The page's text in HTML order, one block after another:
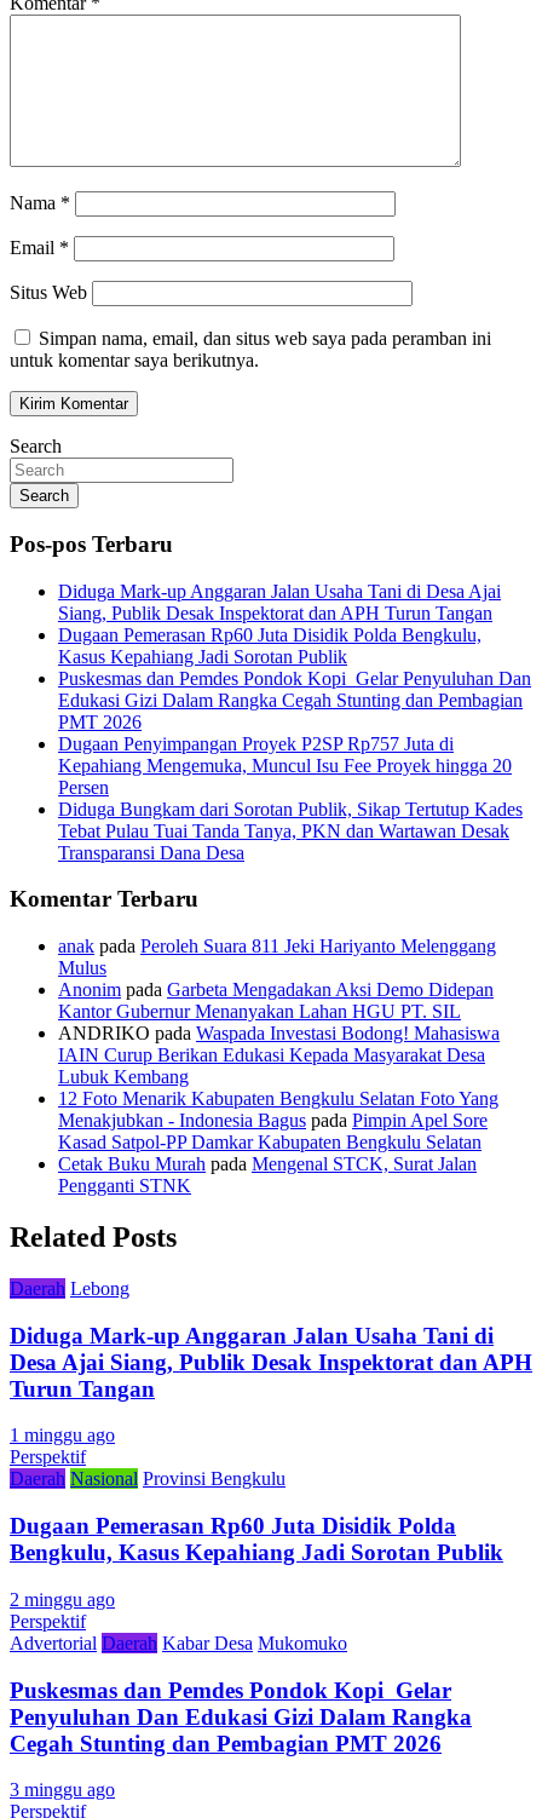
Nama *
Email *
Situs Web
Simpan nama, email, dan situs web saya pada peramban ini
untuk komentar saya berikutnya.
Search
Search
Pos-pos Terbaru
Diduga Mark-up Anggaran Jalan Usaha Tani di Desa Ajai
Siang, Publik Desak Inspektorat dan APH Turun Tangan
Dugaan Pemerasan Rp60 Juta Disidik Polda Bengkulu,
Kasus Kepahiang Jadi Sorotan Publik
Puskesmas dan Pemdes Pondok Kopi Gelar Penyuluhan Dan
Edukasi Gizi Dalam Rangka Cegah Stunting dan Pembagian
PMT 2026
Dugaan Penyimpangan Proyek P2SP Rp757 Juta di
Kepahiang Mengemuka, Muncul Isu Fee Proyek hingga 20
Persen
Diduga Bungkam dari Sorotan Publik, Sikap Tertutup Kades
Tebat Pulau Tuai Tanda Tanya, PKN dan Wartawan Desak
Transparansi Dana Desa
Komentar Terbaru
anak pada Peroleh Suara 811 Jeki Hariyanto Melenggang
Mulus
Anonim pada Garbeta Mengadakan Aksi Demo Didepan
Kantor Gubernur Menanyakan Lahan HGU PT. SIL
ANDRIKO pada Waspada Investasi Bodong! Mahasiswa
IAIN Curup Berikan Edukasi Kepada Masyarakat Desa
Lubuk Kembang
12 Foto Menarik Kabupaten Bengkulu Selatan Foto Yang
Menakjubkan - Indonesia Bagus pada Pimpin Apel Sore
Kasad Satpol-PP Damkar Kabupaten Bengkulu Selatan
Cetak Buku Murah pada Mengenal STCK, Surat Jalan
Pengganti STNK
Related Posts
Daerah Lebong
Diduga Mark-up Anggaran Jalan Usaha Tani di
Desa Ajai Siang, Publik Desak Inspektorat dan APH
Turun Tangan
1 minggu ago
Perspektif
Daerah Nasional Provinsi Bengkulu
Dugaan Pemerasan Rp60 Juta Disidik Polda
Bengkulu, Kasus Kepahiang Jadi Sorotan Publik
2 minggu ago
Perspektif
Advertorial Daerah Kabar Desa Mukomuko
Puskesmas dan Pemdes Pondok Kopi Gelar
Penyuluhan Dan Edukasi Gizi Dalam Rangka
Cegah Stunting dan Pembagian PMT 2026
3 minggu ago
Perspektif